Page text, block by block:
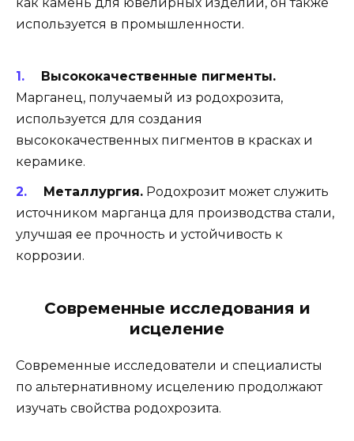
используется в промышленности.
Высококачественные пигменты.
Марганец, получаемый из родохрозита,
используется для создания
высококачественных пигментов в красках и
керамике.
Металлургия.Родохрозит может служить
источником марганца для производства стали,
улучшая ее прочность и устойчивость к
коррозии.
Современные исследования и
исцеление
Современные исследователи и специалисты
по альтернативному исцелению продолжают
изучать свойства родохрозита.